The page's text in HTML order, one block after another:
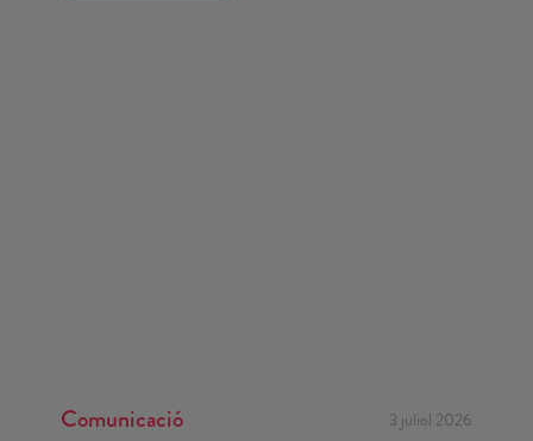
Comunicació 3 juliol 2026